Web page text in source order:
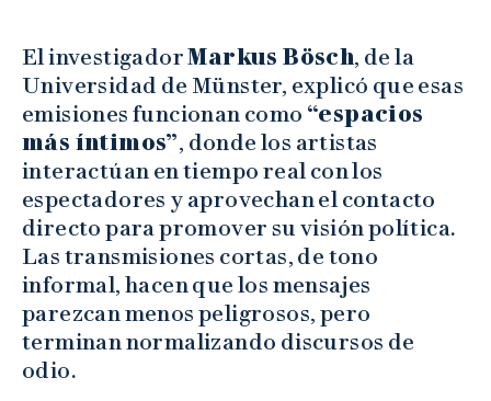
El investigadorMarkus Bösch, de la
Universidad de Münster, explicó que esas
emisiones funcionan como “espacios
más íntimos”, donde los artistas
interactúan en tiempo real con los
espectadores y aprovechan el contacto
directo para promover su visión política.
Las transmisiones cortas, de tono
informal, hacen que los mensajes
parezcan menos peligrosos, pero
terminan normalizando discursos de
odio.